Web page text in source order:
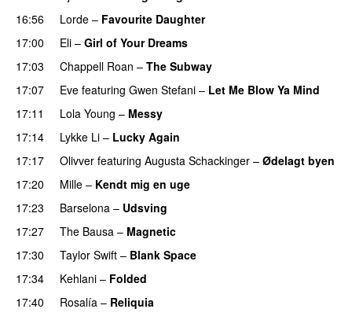
16:56 Lorde – Favourite Daughter
17:00
Eli – Girl of Your Dreams
17:03 Chappell Roan – The Subway
17:07
Eve featuring Gwen Stefani – Let Me Blow Ya Mind
17:11
Lola Young – Messy
17:14 Lykke Li – Lucky Again
17:17 Olivver featuring Augusta Schackinger – Ødelagt byen
17:20
Mille – Kendt mig en uge
17:23
Barselona – Udsving
17:27 The Bausa – Magnetic
17:30 Taylor Swift – Blank Space
17:34
Kehlani – Folded
17:40 Rosalía – Reliquia